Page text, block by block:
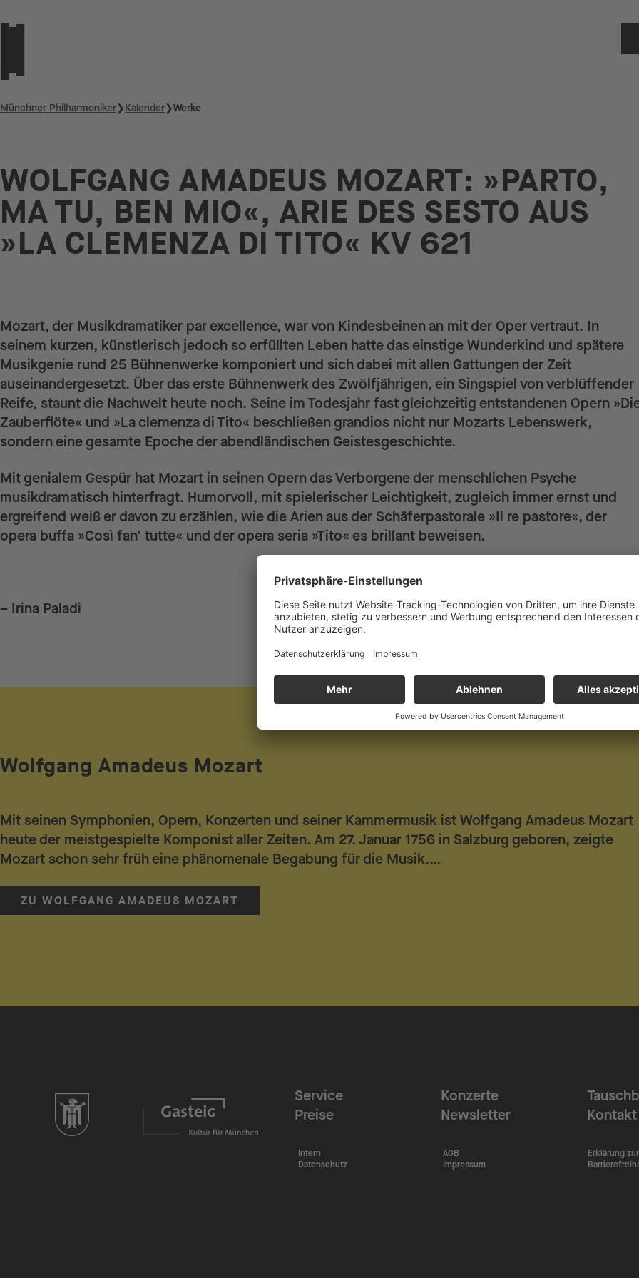
Münchner Philharmoniker❯Kalender❯Werke
WOLFGANG AMADEUS MOZART: »PARTO,
MA TU, BEN MIO«, ARIE DES SESTO AUS
»LA CLEMENZA DI TITO« KV 621
Mozart, der Musikdramatiker par excellence, war von Kindesbeinen an mit der Oper vertraut. In
seinem kurzen, künstlerisch jedoch so erfüllten Leben hatte das einstige Wunderkind und spätere
Musikgenie rund 25 Bühnenwerke komponiert und sich dabei mit allen Gattungen der Zeit
auseinandergesetzt. Über das erste Bühnenwerk des Zwölfjährigen, ein Singspiel von verblüffender
Reife, staunt die Nachwelt heute noch. Seine im Todesjahr fast gleichzeitig entstandenen Opern
Zauberflöte« und »La clemenza di Tito« beschließen grandios nicht nur Mozarts Lebenswerk,
sondern eine gesamte Epoche der abendländischen Geistesgeschichte.
Mit genialem Gespür hat Mozart in seinen Opern das Verborgene der menschlichen Psyche
musikdramatisch hinterfragt. Humorvoll, mit spielerischer Leichtigkeit, zugleich immer ernst und
ergreifend weiß er davon zu erzählen, wie die Arien aus der Schäferpastorale »Il re pastore«, der
opera buffa »Così fan’ tutte« und der opera seria »Tito« es brillant beweisen.
– Irina Paladi
Wolfgang Amadeus Mozart
Mit seinen Symphonien, Opern, Konzerten und seiner Kammermusik ist Wolfgang Amadeus Mozart
heute der meistgespielte Komponist aller Zeiten. Am 27. Januar 1756 in Salzburg geboren, zeigte
Mozart schon sehr früh eine phänomenale Begabung für die Musik.…
ZU WOLFGANG AMADEUS MOZART
zur Website der Landeshauptstadt MünchenService
Preise
Konzerte
Newsletter
Kontakt
Intern
Datenschutz
AGB
Impressum
Erklärung zur